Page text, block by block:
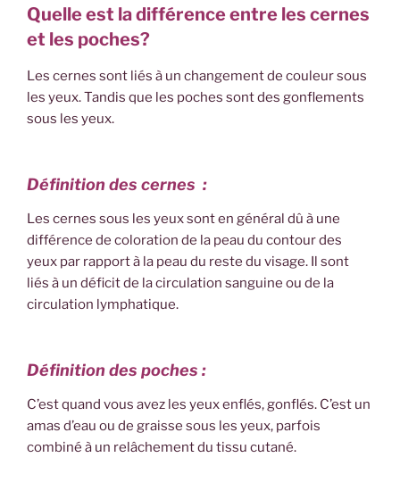
Quelle est la différence entre les cernes
et les poches?
Les cernes sont liés à un changement de couleur sous
les yeux. Tandis que les poches sont des gonflements
sous les yeux.
Définition des cernes :
Les cernes sous les yeux sont en général dû à une
différence de coloration de la peau du contour des
yeux par rapport à la peau du reste du visage. Il sont
liés à un déficit de la circulation sanguine ou de la
circulation lymphatique.
Définition des poches :
C’est quand vous avez les yeux enflés, gonflés. C’est un
amas d’eau ou de graisse sous les yeux, parfois
combiné à un relâchement du tissu cutané.